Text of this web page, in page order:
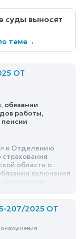
суды выносят
теме→
ОТ
обязании
работы,
к Отделению
области о
включения
207/2025 ОТ